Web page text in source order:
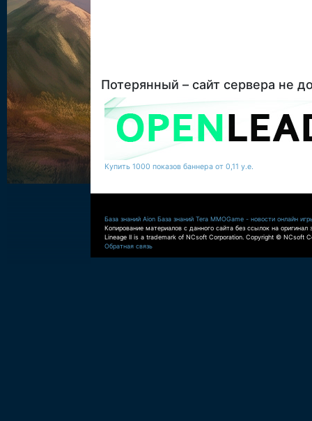
Потерянный – сайт сервера не
Купить 1000 показов баннера от 0,11 у.е.
База знаний Aion База знаний Tera MMOGame - новости онлайн
Копирование материалов с данного сайта без ссылок на оригинал
Lineage II is a trademark of NCsoft Corporation. Copyright © NCsoft
Обратная связь